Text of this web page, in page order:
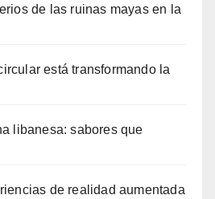
de las ruinas mayas en la
está transformando la
libanesa: sabores que
de realidad aumentada